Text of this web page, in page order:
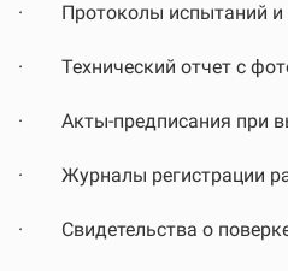
· Протоколы испытаний и
· Технический отчет с
· Акты-предписания при
· Журналы регистрации
· Свидетельства о